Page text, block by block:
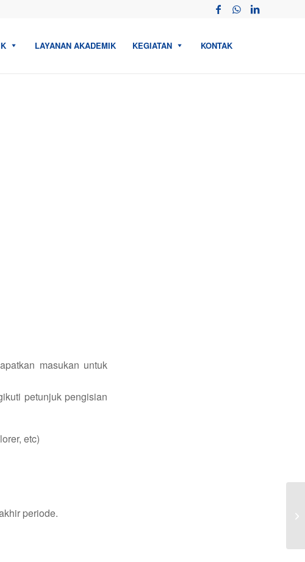
LAYANAN AKADEMIK KEGIATAN KONTAK
masukan untuk
petunjuk pengisian
etc)
periode.